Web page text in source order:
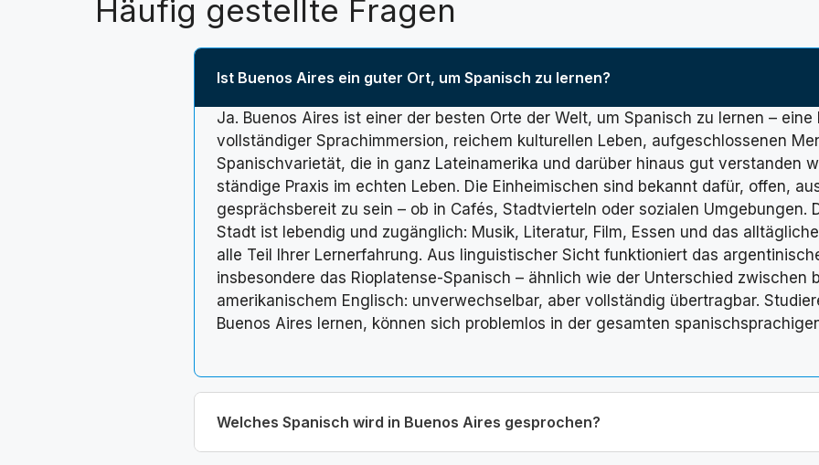
Häufig gestellte Fragen
Ist Buenos Aires ein guter Ort, um Spanisch zu lernen?
Ja. Buenos Aires ist einer der besten Orte der Welt, um Spanisch zu lernen – eine
vollständiger Sprachimmersion, reichem kulturellen Leben, aufgeschlossenen
Spanischvarietät, die in ganz Lateinamerika und darüber hinaus gut verstanden
ständige Praxis im echten Leben. Die Einheimischen sind bekannt dafür, offen,
gesprächsbereit zu sein – ob in Cafés, Stadtvierteln oder sozialen Umgebungen.
Stadt ist lebendig und zugänglich: Musik, Literatur, Film, Essen und das
alle Teil Ihrer Lernerfahrung. Aus linguistischer Sicht funktioniert das
insbesondere das Rioplatense-Spanisch – ähnlich wie der Unterschied zwischen
amerikanischem Englisch: unverwechselbar, aber vollständig übertragbar.
Buenos Aires lernen, können sich problemlos in der gesamten
Welches Spanisch wird in Buenos Aires gesprochen?